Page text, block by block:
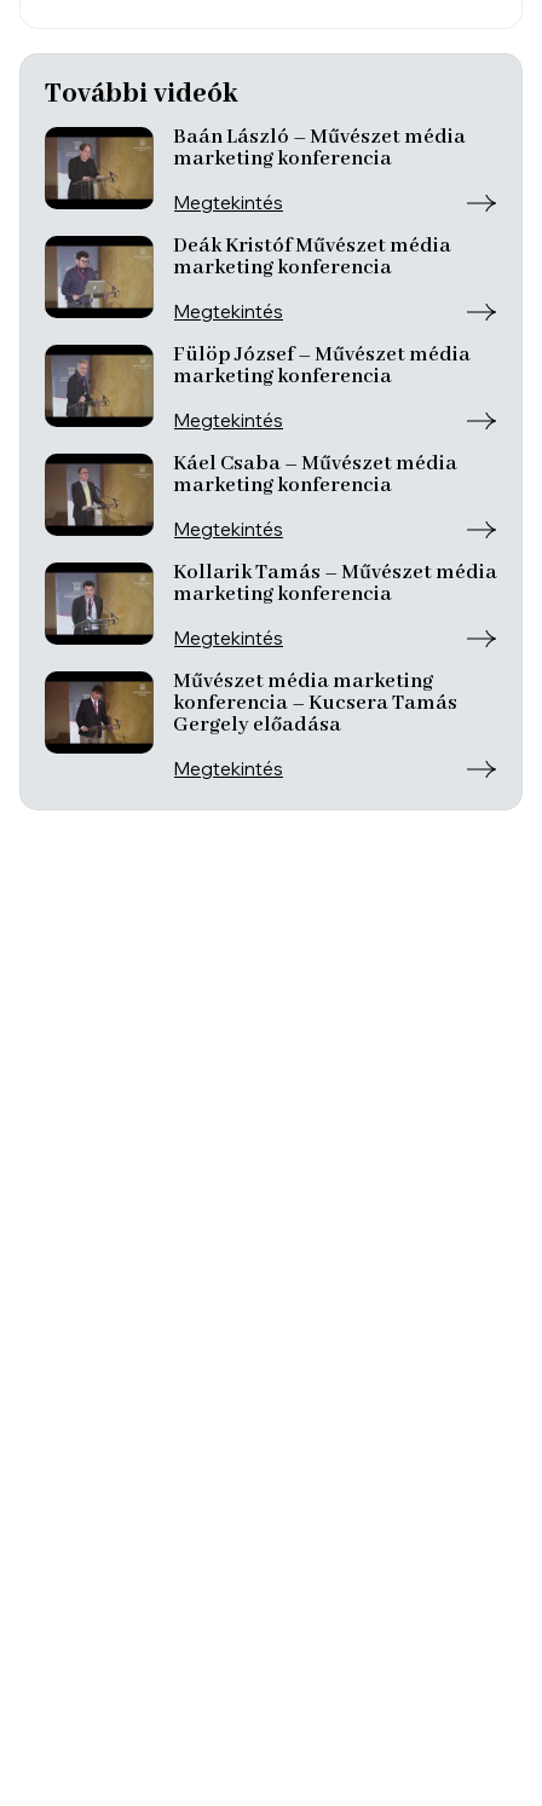
További videók
Baán László – Művészet média
marketing konferencia
Megtekintés
Deák Kristóf Művészet média
marketing konferencia
Megtekintés
Fülöp József – Művészet média
marketing konferencia
Megtekintés
Káel Csaba – Művészet média
marketing konferencia
Megtekintés
Kollarik Tamás – Művészet média
marketing konferencia
Megtekintés
Művészet média marketing
konferencia – Kucsera Tamás
Gergely előadása
Megtekintés